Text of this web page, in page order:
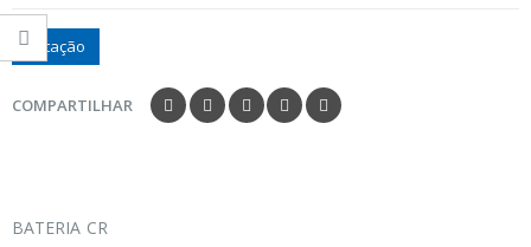
Cotação
COMPARTILHAR
BATERIA CR